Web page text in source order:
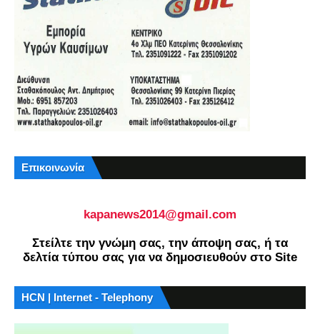
Επικοινωνία
kapanews2014@gmail.com
Στείλτε την γνώμη σας, την άποψη σας, ή τα
δελτία τύπου σας για να δημοσιευθούν στο Site
HCN | Internet - Telephony